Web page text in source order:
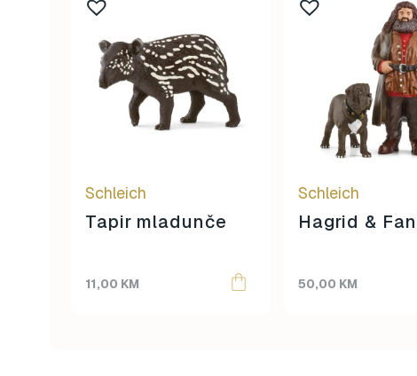
Schleich
Tapir mladunče
11,00 KM
Schleich
Hagrid &
50,00 KM